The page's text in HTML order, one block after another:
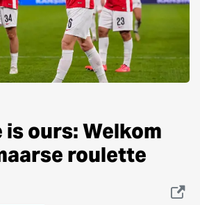
ours: Welkom
roulette